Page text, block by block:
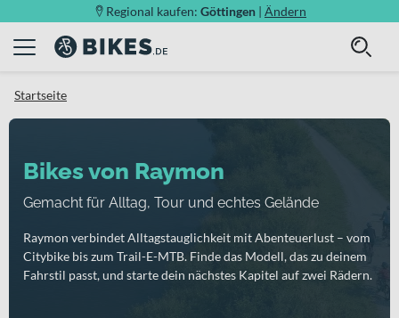
Regional kaufen: Göttingen | Ändern
Startseite
Bikes von Raymon
Gemacht für Alltag, Tour und echtes Gelände
Raymon verbindet Alltagstauglichkeit mit Abenteuerlust – vom
Citybike bis zum Trail-E-MTB. Finde das Modell, das zu deinem
Fahrstil passt, und starte dein nächstes Kapitel auf zwei Rädern.